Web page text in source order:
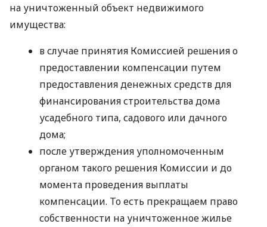
на уничтоженный объект недвижимого
имущества:
в случае принятия Комиссией решения о
предоставлении компенсации путем
предоставления денежных средств для
финансирования строительства дома
усадебного типа, садового или дачного
дома;
после утверждения уполномоченным
органом такого решения Комиссии и до
момента проведения выплаты
компенсации. То есть прекращаем право
собственности на уничтоженное жилье